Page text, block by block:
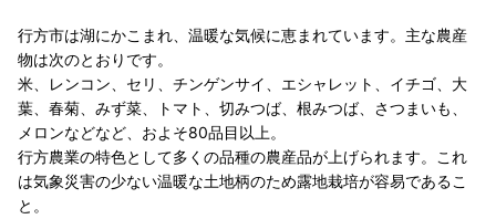
行方市は湖にかこまれ、温暖な気候に恵まれています。主な農産
物は次のとおりです。
米、レンコン、セリ、チンゲンサイ、エシャレット、イチゴ、大
葉、春菊、みず菜、トマト、切みつば、根みつば、さつまいも、
メロンなどなど、およそ80品目以上。
行方農業の特色として多くの品種の農産品が上げられます。これ
は気象災害の少ない温暖な土地柄のため露地栽培が容易であるこ
と。